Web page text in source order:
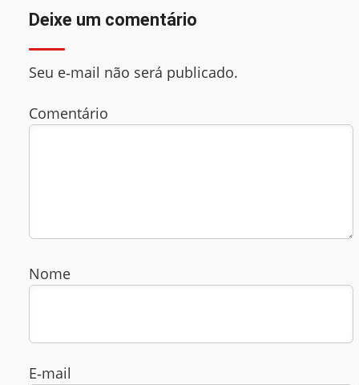
Deixe um comentário
Seu e‑mail não será publicado.
Comentário
Nome
E‑mail